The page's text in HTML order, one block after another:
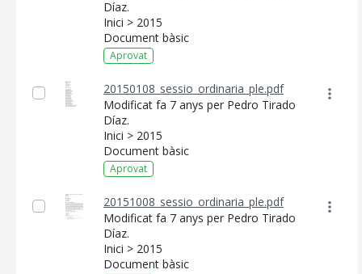
Díaz.
Inici > 2015
Document bàsic
Aprovat
20150108_sessio_ordinaria_ple.pdf
Modificat fa 7 anys per Pedro Tirado
Díaz.
Inici > 2015
Document bàsic
Aprovat
20151008_sessio_ordinaria_ple.pdf
Modificat fa 7 anys per Pedro Tirado
Díaz.
Inici > 2015
Document bàsic